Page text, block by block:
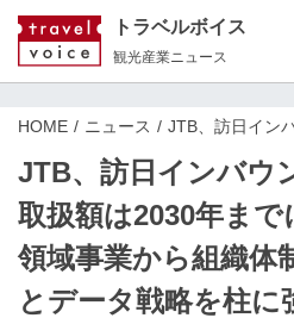
トラベルボイス
観光産業ニュース
HOME ニュース JTB、訪日イン
JTB、訪日インバウ
取扱額は2030年ま
領域事業から組織体
とデータ戦略を柱に